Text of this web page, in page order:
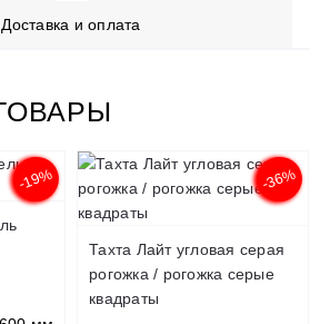
Доставка и оплата
-19% -36%
Тахта Лайт угловая серая
рогожка / рогожка серые
квадраты